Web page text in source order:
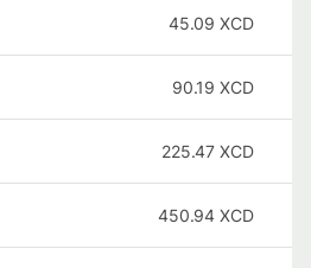
45.09 XCD
90.19 XCD
225.47 XCD
450.94 XCD